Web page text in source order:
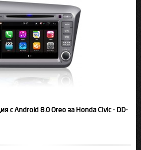
с Android 8.0 Oreo за Honda Civic - DD-